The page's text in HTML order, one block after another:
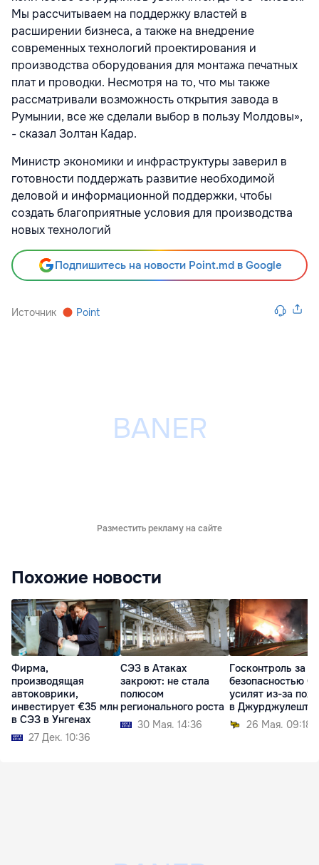
Мы рассчитываем на поддержку властей в
расширении бизнеса, а также на внедрение
современных технологий проектирования и
производства оборудования для монтажа печатных
плат и проводки. Несмотря на то, что мы также
рассматривали возможность открытия завода в
Румынии, все же сделали выбор в пользу Молдовы»,
- сказал Золтан Кадар.
Министр экономики и инфраструктуры заверил в
готовности поддержать развитие необходимой
деловой и информационной поддержки, чтобы
создать благоприятные условия для производства
новых технологий
Подпишитесь на новости Point.md в Google
Источник Point
Разместить рекламу на сайте
Похожие новости
Фирма,
производящая
автоковрики,
инвестирует €35 млн
в СЭЗ в Унгенах
27 Дек. 10:36
СЭЗ в Атаках
закроют: не стала
полюсом
регионального роста
30 Мая. 14:36
Госконтроль за
безопасностью
усилят из-за
в Джурджулештах
26 Мая. 09:18